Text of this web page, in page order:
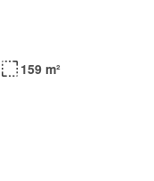
159 m²